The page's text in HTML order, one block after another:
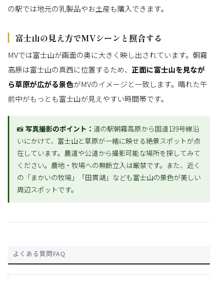
の駅では地元の乳製品やお土産も購入できます。
富士山の見え方でMVシーンと照合する
MVでは富士山が画面の奥に大きく映し出されています。朝霧
高原は富士山の真西に位置するため、 正面に富士山を見なが
ら草原が広がる景色がMVのイメージと一致します。晴れた午
前中がもっとも富士山が見えやすい時間帯です。
📸 写真撮影のポイント： 道の駅朝霧高原から国道139号線沿
いにかけて、富士山と草原が一緒に映せる絶景スポットが点
在しています。農道や公道から撮影可能な場所を探してみて
ください。農地・牧場への無断立入は厳禁です。また、近く
の「まかいの牧場」「田貫湖」なども富士山の景色が美しい
周辺スポットです。
よくある質問FAQ